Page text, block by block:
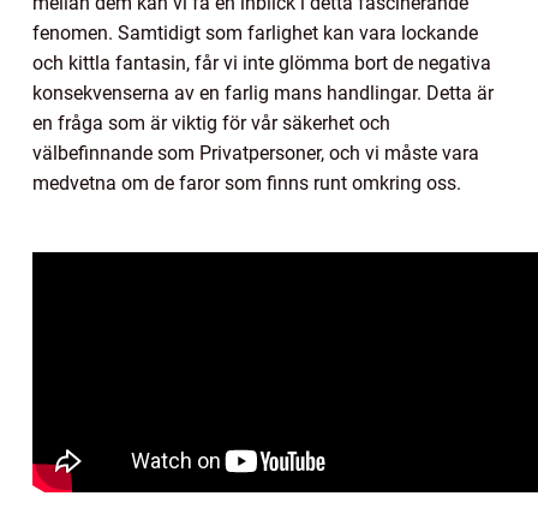
fenomen. Samtidigt som farlighet kan vara lockande
och kittla fantasin, får vi inte glömma bort de negativa
konsekvenserna av en farlig mans handlingar. Detta är
en fråga som är viktig för vår säkerhet och
välbefinnande som Privatpersoner, och vi måste vara
medvetna om de faror som finns runt omkring oss.